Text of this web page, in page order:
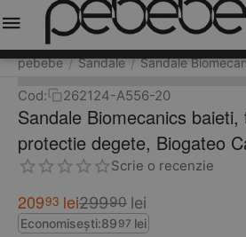
pebebe / Sandale / Sandale
Cod: 262124-A556-20
Sandale Biomecanics baieti,
protectie degete, Biogateo
Scrie o recenzie
20993 lei29990 lei
Economisești:89 97 lei
Meniu Caută Cos